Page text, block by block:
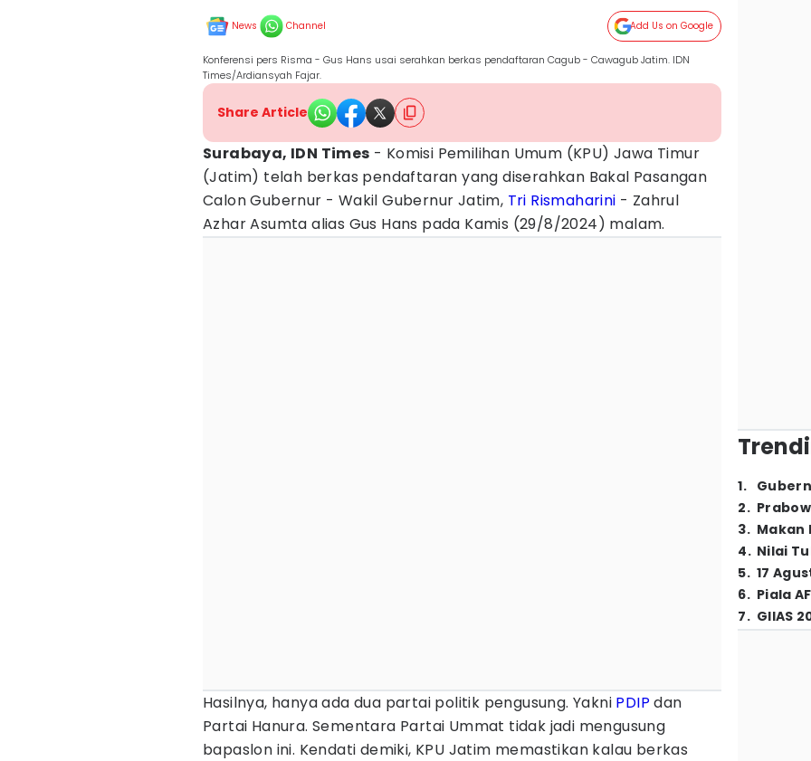
News Channel Add Us on Google
Konferensi pers Risma - Gus Hans usai serahkan berkas pendaftaran Cagub - Cawagub Jatim. IDN
Times/Ardiansyah Fajar.
Share Article
Surabaya, IDN Times - Komisi Pemilihan Umum (KPU) Jawa Timur
(Jatim) telah berkas pendaftaran yang diserahkan Bakal Pasangan
Calon Gubernur - Wakil Gubernur Jatim, Tri Rismaharini - Zahrul
Azhar Asumta alias Gus Hans pada Kamis (29/8/2024) malam.
Hasilnya, hanya ada dua partai politik pengusung. Yakni PDIP dan
Partai Hanura. Sementara Partai Ummat tidak jadi mengusung
bapaslon ini. Kendati demiki, KPU Jatim memastikan kalau berkas
1.
2.
3. Makan
4. Nilai
5. 17
6. Piala
7. GIIAS